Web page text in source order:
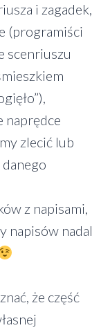
i zagadek,
(programiści
scenriuszu
naprędce
zlecić lub
danego
z napisami,
napisów nadal
że część